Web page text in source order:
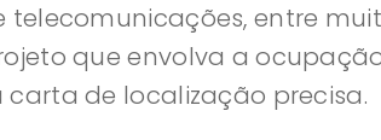
telecomunicações, entre
que envolva a
carta de localização precisa.